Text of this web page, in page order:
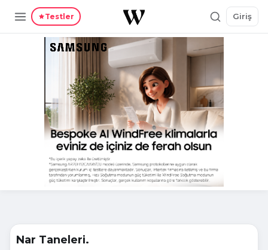
Testler Giriş
Nar Taneleri.